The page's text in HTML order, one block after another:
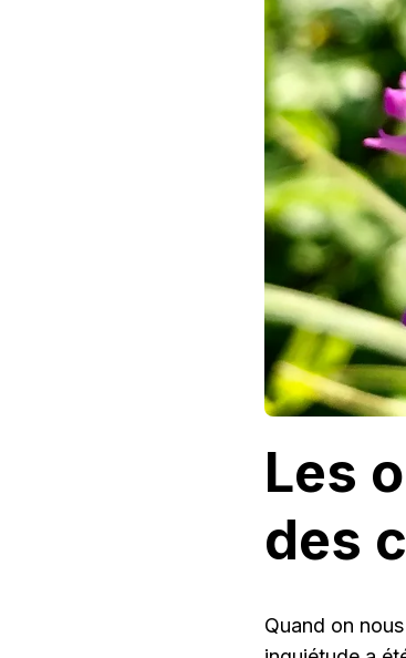
Les
des
Quand on